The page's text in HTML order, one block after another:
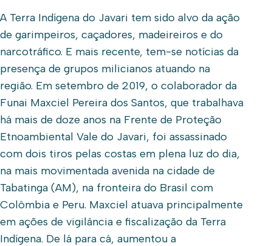
A Terra Indígena do Javari tem sido alvo da ação
de garimpeiros, caçadores, madeireiros e do
narcotráfico. E mais recente, tem-se notícias da
presença de grupos milicianos atuando na
região. Em setembro de 2019, o colaborador da
Funai Maxciel Pereira dos Santos, que trabalhava
há mais de doze anos na Frente de Proteção
Etnoambiental Vale do Javari, foi assassinado
com dois tiros pelas costas em plena luz do dia,
na mais movimentada avenida na cidade de
Tabatinga (AM), na fronteira do Brasil com
Colômbia e Peru. Maxciel atuava principalmente
em ações de vigilância e fiscalização da Terra
Indígena. De lá para cá, aumentou a